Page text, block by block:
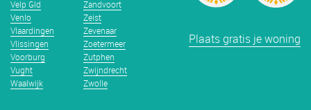
Velp Gld
Venlo
Vlaardingen
Vlissingen
Voorburg
Vught
Waalwijk
Zandvoort
Zeist
Zevenaar
Zoetermeer
Zutphen
Zwijndrecht
Zwolle
Plaats gratis je woning